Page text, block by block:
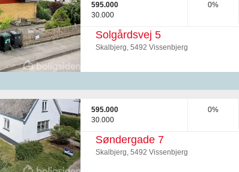
595.000
30.000
0%
Solgårdsvej 5
Skalbjerg, 5492 Vissenbjerg
595.000
30.000
0%
Søndergade 7
Skalbjerg, 5492 Vissenbjerg